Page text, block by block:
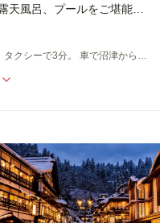
天風呂、プールをご堪能。
！
クシーで3分。 車で沼津から当